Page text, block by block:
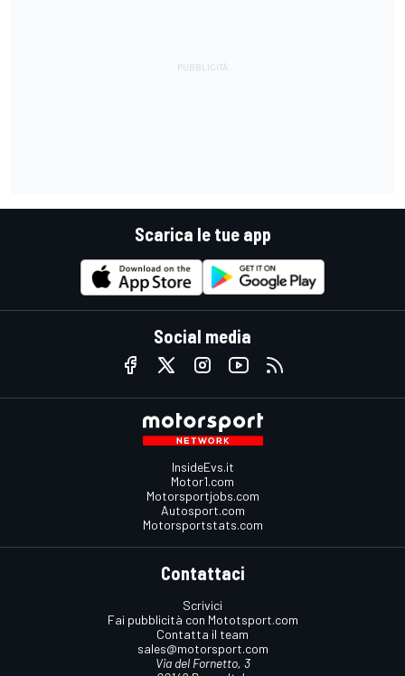
Scarica le tue app
Social media
InsideEvs.it
Motor1.com
Motorsportjobs.com
Autosport.com
Motorsportstats.com
Contattaci
Scrivici
Fai pubblicità con Mototsport.com
Contatta il team
sales@motorsport.com
Via del Fornetto, 3